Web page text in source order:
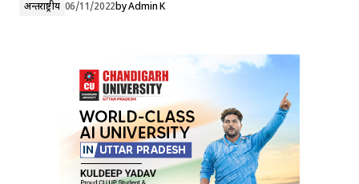
अन्तर्राष्ट्रीय 06/11/2022byAdmin K